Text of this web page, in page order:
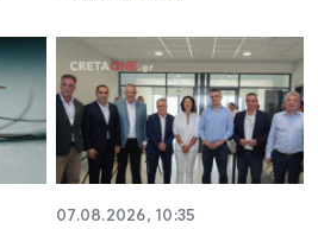
07.08.2026, 10:35